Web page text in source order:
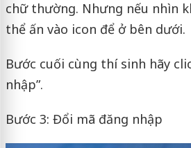
chữ thường. Nhưng nếu nhìn
thể ấn vào icon để ở bên dưới.
Bước cuối cùng thí sinh hãy
nhập”.
Bước 3: Đổi mã đăng nhập